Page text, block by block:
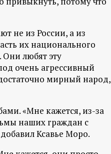
не из России, а из
их национального
Они любят эту
очень агрессивный
мирный народ,
«Мне кажется, из-за
наших граждан с
Ксавье Моро.